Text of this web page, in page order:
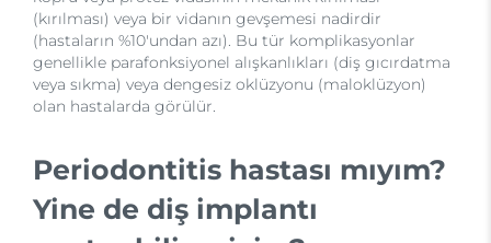
(kırılması) veya bir vidanın gevşemesi nadirdir
(hastaların %10'undan azı). Bu tür komplikasyonlar
genellikle parafonksiyonel alışkanlıkları (diş gıcırdatma
veya sıkma) veya dengesiz oklüzyonu (maloklüzyon)
olan hastalarda görülür.
Periodontitis hastası mıyım?
Yine de diş implantı